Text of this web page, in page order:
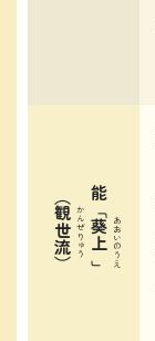
能「
葵上 あおいのうえ
」
（
観世流かんぜりゅう
）